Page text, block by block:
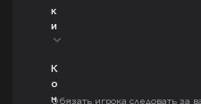
к
и
К
о
н
Обязать игрока следовать